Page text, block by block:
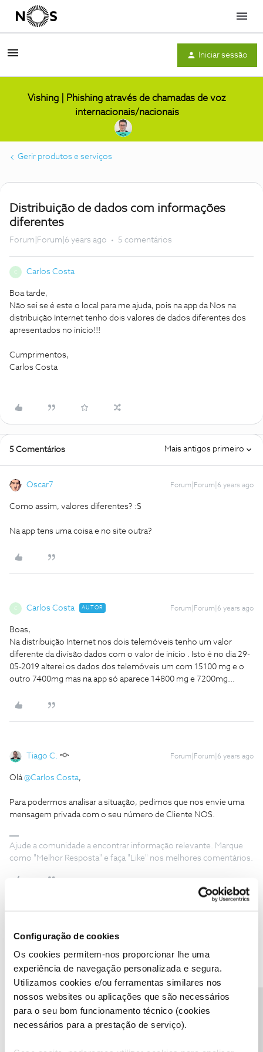
Configuração de cookies
Os cookies permitem-nos proporcionar lhe uma
experiência de navegação personalizada e segura.
Utilizamos cookies e/ou ferramentas similares nos
nossos websites ou aplicações que são necessários
para o seu bom funcionamento técnico (cookies
necessários para a prestação de serviço).
Menu
Iniciar sessão
Vishing | Phishing através de chamadas de voz
internacionais/nacionais
Gerir produtos e serviços
Distribuição de dados com informações
diferentes
Forum|Forum|6 years ago 5 comentários
Carlos Costa
Boa tarde,
Não sei se é este o local para me ajuda, pois na app da Nos na
distribuição Internet tenho dois valores de dados diferentes dos
apresentados no inicio!!!
Cumprimentos,
Carlos Costa
5 Comentários Mais antigos primeiro
Oscar7 Forum|Forum|6 years ago
Como assim, valores diferentes? :S
Na app tens uma coisa e no site outra?
Carlos Costa AUTOR Forum|Forum|6 years ago
Boas,
Na distribuição Internet nos dois telemóveis tenho um valor
diferente da divisão dados com o valor de início . Isto é no dia 29-
05-2019 alterei os dados dos telemóveis um com 15100 mg e o
outro 7400mg mas na app só aparece 14800 mg e 7200mg...
Tiago C. Forum|Forum|6 years ago
Olá@Carlos Costa,
Para podermos analisar a situação, pedimos que nos envie uma
mensagem privada com o seu número de Cliente NOS.
Ajude a comunidade a encontrar informação relevante. Marque
como "Melhor Resposta" e faça "Like" nos melhores comentários.
Carlos Costa
Boas,
A mensagem privada a quem?!
Tiago C. Forum|Forum|6 years ago